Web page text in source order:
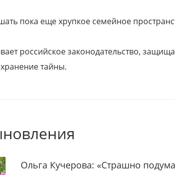
пока еще хрупкое семейное
российское законодательство,
тайны.
Ольга Кучерова: «Страшно